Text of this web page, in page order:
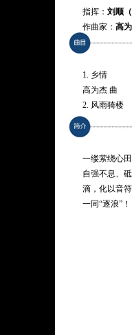
指挥： 刘顺
作曲家： 高
演奏：广东
1. 乡情
高为杰 曲
2. 风雨骑楼
梁军 曲
3. 穿林打叶声
4. 点都得
戚浩笛 曲
5. 逐浪
邹航 曲
一缕萦绕心
自强不息、
滴，化以音
一同“逐浪”！